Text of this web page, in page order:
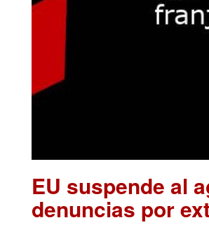
EU suspende al
denuncias por